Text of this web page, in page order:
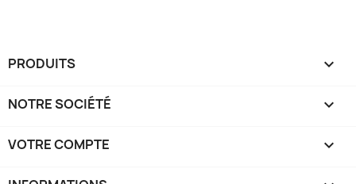
PRODUITS 
NOTRE SOCIÉTÉ 
VOTRE COMPTE 